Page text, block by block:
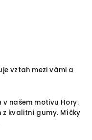
vztah mezi vámi a
v našem motivu Hory.
z kvalitní gumy. Míčky